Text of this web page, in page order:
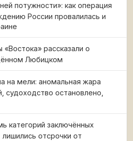
потужности»: как операция
России провалилась и
«Востока» рассказали о
Любицком
на мели: аномальная жара
судоходство остановлено,
категорий заключённых
отсрочки от